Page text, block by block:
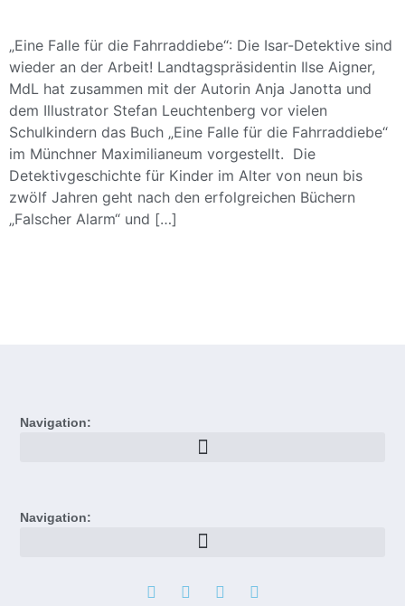
„Eine Falle für die Fahrraddiebe“: Die Isar-Detektive sind
wieder an der Arbeit! Landtagspräsidentin Ilse Aigner,
MdL hat zusammen mit der Autorin Anja Janotta und
dem Illustrator Stefan Leuchtenberg vor vielen
Schulkindern das Buch „Eine Falle für die Fahrraddiebe“
im Münchner Maximilianeum vorgestellt. Die
Detektivgeschichte für Kinder im Alter von neun bis
zwölf Jahren geht nach den erfolgreichen Büchern
„Falscher Alarm“ und […]
Navigation:
Navigation: